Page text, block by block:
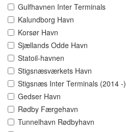
Gulfhavnen Inter Terminals
Kalundborg Havn
Korsør Havn
Sjællands Odde Havn
Statoil-havnen
Stigsnæsværkets Havn
Stigsnæs Inter Terminals (2014 -)
Gedser Havn
Rødby Færgehavn
Tunnelhavn Rødbyhavn